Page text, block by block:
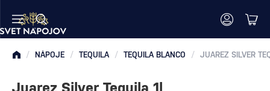
/ NÁPOJE / TEQUILA / TEQUILA BLANCO / JUAREZ SILVER